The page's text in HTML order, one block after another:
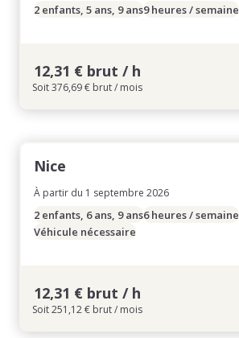
2 enfants, 5 ans, 9 ans9 heures / semaine
12,31 € brut / h
Soit 376,69 € brut / mois
Nice
À partir du 1 septembre 2026
2 enfants, 6 ans, 9 ans6 heures / semaine
Véhicule nécessaire
12,31 € brut / h
Soit 251,12 € brut / mois